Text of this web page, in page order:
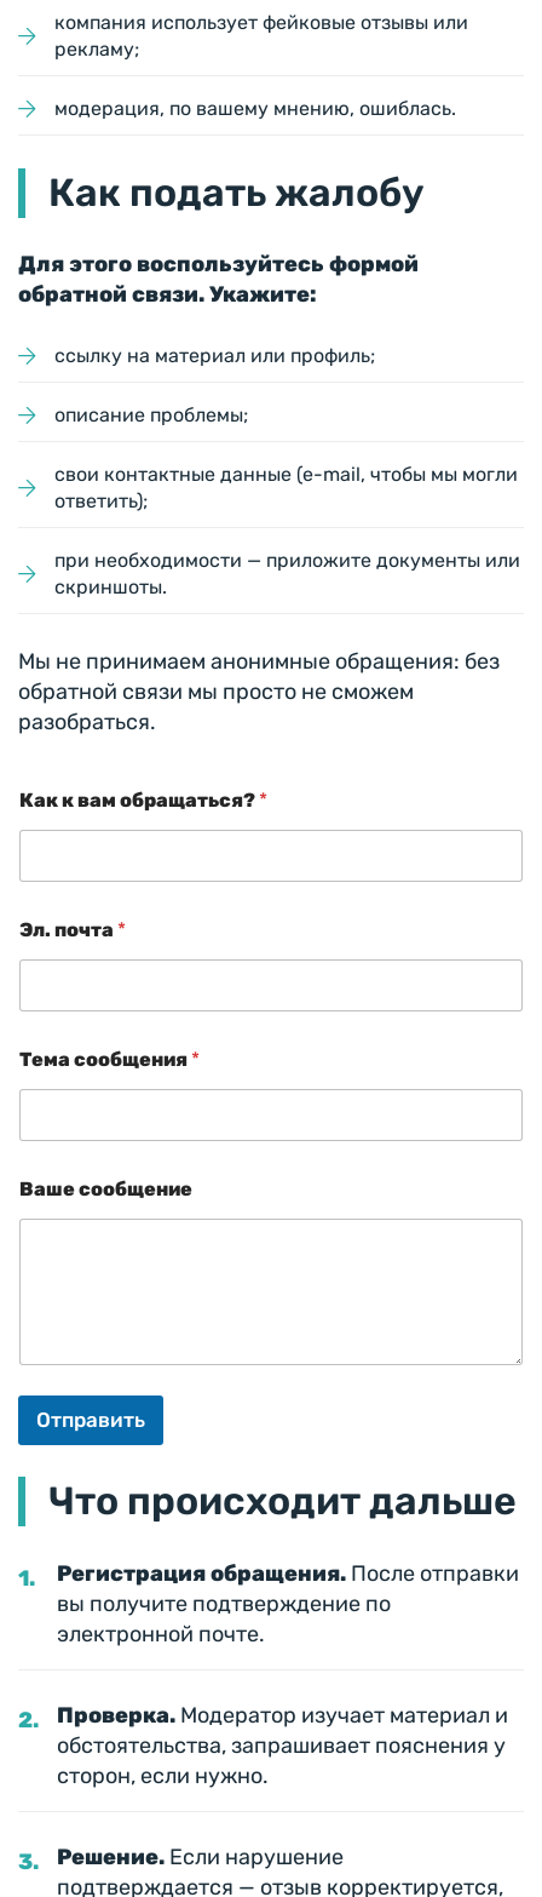
компания использует фейковые отзывы или
рекламу;
модерация, по вашему мнению, ошиблась.
Как подать жалобу
Для этого воспользуйтесь формой
обратной связи. Укажите:
ссылку на материал или профиль;
описание проблемы;
свои контактные данные (e-mail, чтобы мы могли
ответить);
при необходимости — приложите документы или
скриншоты.
Мы не принимаем анонимные обращения: без
обратной связи мы просто не сможем
разобраться.
Как к вам обращаться? *
Эл. почта *
а
к
о
р
а
щ
?
Тема сообщения *
Ваше сообщение
Отправить
Что происходит дальше
Регистрация обращения. После отправки
вы получите подтверждение по
электронной почте.
Проверка. Модератор изучает материал и
обстоятельства, запрашивает пояснения у
сторон, если нужно.
Решение. Если нарушение
подтверждается — отзыв корректируется,